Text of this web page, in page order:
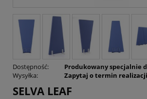
Dostępność:
Produkowany specjalnie
Wysyłka:
Zapytaj o termin realizacji
SELVA LEAF